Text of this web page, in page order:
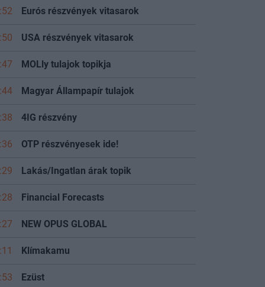
Eurós részvények vitasarok
USA részvények vitasarok
MOLly tulajok topikja
Magyar Állampapír tulajok
4IG részvény
OTP részvényesek ide!
Lakás/Ingatlan árak topik
Financial Forecasts
NEW OPUS GLOBAL
Klímakamu
Ezüst